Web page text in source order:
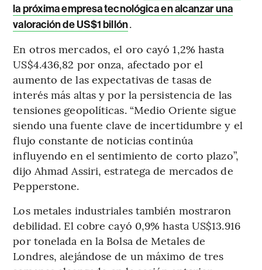
la próxima empresa tecnológica en alcanzar una
valoración de US$1 billón.
En otros mercados, el oro cayó 1,2% hasta
US$4.436,82 por onza, afectado por el
aumento de las expectativas de tasas de
interés más altas y por la persistencia de las
tensiones geopolíticas. “Medio Oriente sigue
siendo una fuente clave de incertidumbre y el
flujo constante de noticias continúa
influyendo en el sentimiento de corto plazo”,
dijo Ahmad Assiri, estratega de mercados de
Pepperstone.
Los metales industriales también mostraron
debilidad. El cobre cayó 0,9% hasta US$13.916
por tonelada en la Bolsa de Metales de
Londres, alejándose de un máximo de tres